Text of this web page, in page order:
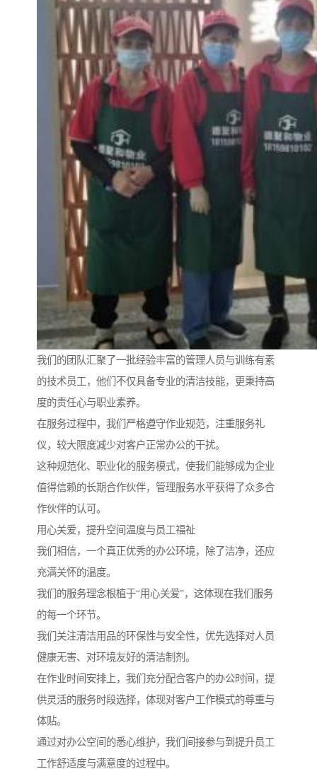
我们的团队汇聚了一批经验丰富的管理人员与训练有素
的技术员工，他们不仅具备专业的清洁技能，更秉持高
度的责任心与职业素养。
在服务过程中，我们严格遵守作业规范，注重服务礼
仪，较大限度减少对客户正常办公的干扰。
这种规范化、职业化的服务模式，使我们能够成为企业
值得信赖的长期合作伙伴，管理服务水平获得了众多合
作伙伴的认可。
用心关爱，提升空间温度与员工福祉
我们相信，一个真正优秀的办公环境，除了洁净，还应
充满关怀的温度。
我们的服务理念根植于“用心关爱”，这体现在我们服务
的每一个环节。
我们关注清洁用品的环保性与安全性，优先选择对人员
健康无害、对环境友好的清洁制剂。
在作业时间安排上，我们充分配合客户的办公时间，提
供灵活的服务时段选择，体现对客户工作模式的尊重与
体贴。
通过对办公空间的悉心维护，我们间接参与到提升员工
工作舒适度与满意度的过程中。